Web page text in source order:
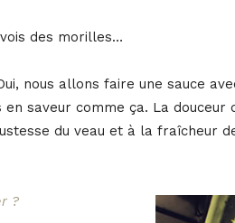
des morilles…
nous allons faire une sauce
saveur comme ça. La douceur
du veau et à la fraîcheur
?